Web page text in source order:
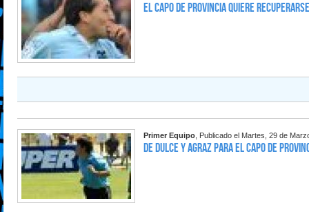
El Capo de Provincia quiere
Primer Equipo , Publicado el Martes, 29 de
De dulce y agraz para el Capo de